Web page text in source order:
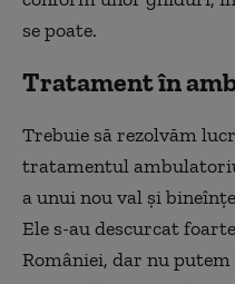
se poate.
Tratament în
Trebuie să rezolvăm
tratamentul
a unui nou val și
Ele s-au descurcat
României, dar nu